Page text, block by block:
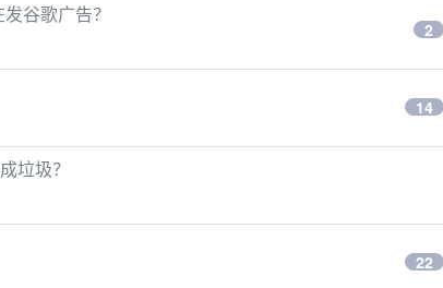
谷歌广告？
2
14
垃圾？
22